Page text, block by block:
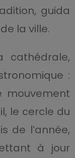
guida
la ville.
cathédrale,
:
mouvement
le cercle du
de l’année,
à jour